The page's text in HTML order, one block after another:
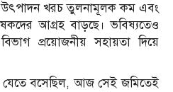
উৎপাদন খরচ তুলনামূলক কম এবং
আগ্রহ বাড়ছে। ভবিষ্যতেও
প্রয়োজনীয় সহায়তা দিয়ে
যেতে বসেছিল, আজ সেই জমিতেই